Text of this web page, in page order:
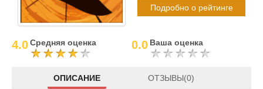
Подробно о рейтинге
4.0Средняя оценка 0.0 Ваша оценка
ОПИСАНИЕ ОТЗЫВЫ(0)